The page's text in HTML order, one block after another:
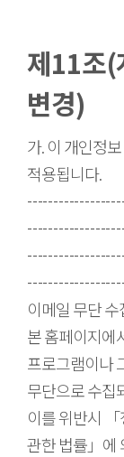
제11조(
변경)
가. 이 개인정
적용됩니다.
이메일 무단
본 홈페이지에
프로그램이나
무단으로 수집
이를 위반시
관한 법률」에